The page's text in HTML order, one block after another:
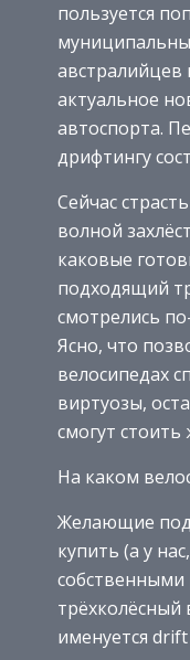
пользуется
австралийцев
актуальное
автоспорта.
дрифтингу
Сейчас
волной
каковые
подходящий
смотрелись
Ясно, что
велосипедах
виртуозы,
смогут стоить
На каком
Желающие
купить (а у
трёхколёсный
именуется